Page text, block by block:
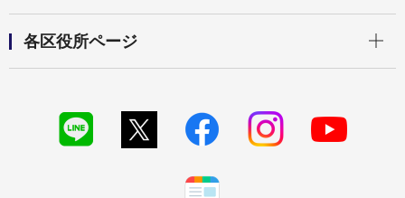
各区役所ページ